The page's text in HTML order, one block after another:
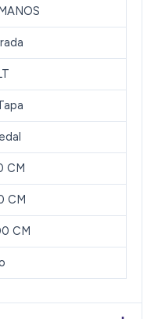
CM
CM
CM